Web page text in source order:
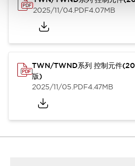
2025/11/04.PDF4.07MB
TWN/TWND系列 控制元件
版)
2025/11/05.PDF4.47MB